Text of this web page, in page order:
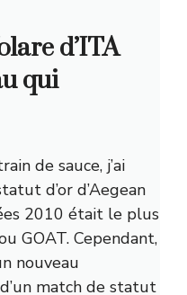
d’ITA
qui
de sauce, j’ai
d’or d’Aegean
2010 était le plus
GOAT. Cependant,
nouveau
match de statut